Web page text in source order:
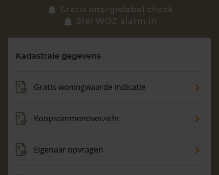
Zoek een woning
Maandag t/m vrijdag - 08:00 -18:00
Gratis energielabel check
Stel WOZ alarm in
Kadastrale gegevens
Gratis woningwaarde indicatie
Koopsommenoverzicht
Eigenaar opvragen